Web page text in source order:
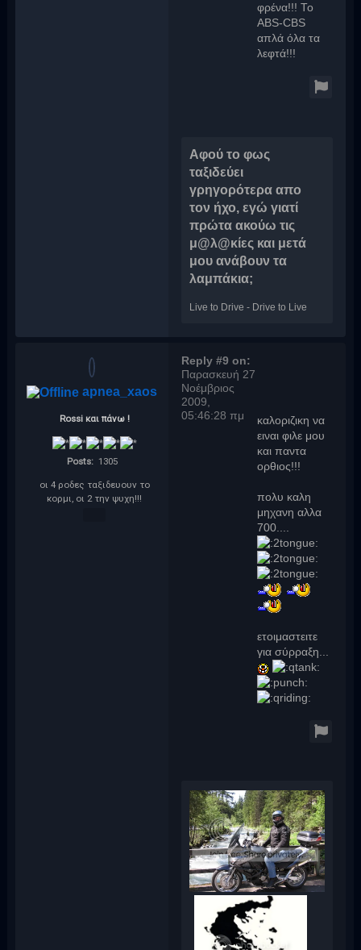
φρένα!!! Το
ABS-CBS
απλά όλα τα
λεφτά!!!
Αφού το φως
ταξιδεύει
γρηγορότερα απο
τον ήχο, εγώ γιατί
πρώτα ακούω τις
μ@λ@κίες και μετά
μου ανάβουν τα
λαμπάκια;
Live to Drive - Drive to Live
apnea_xaos
Rossi και πάνω !
Posts: 1305
οι 4 ροδες ταξιδευουν το
κορμι, οι 2 την ψυχη!!!
Reply #9 on:
Παρασκευή 27
Νοέμβριος
2009,
05:46:28 πμ
καλοριζικη να
ειναι φιλε μου
και παντα
ορθιος!!!
πολυ καλη
μηχανη αλλα
700....
ετοιμαστειτε
για σύρραξη...